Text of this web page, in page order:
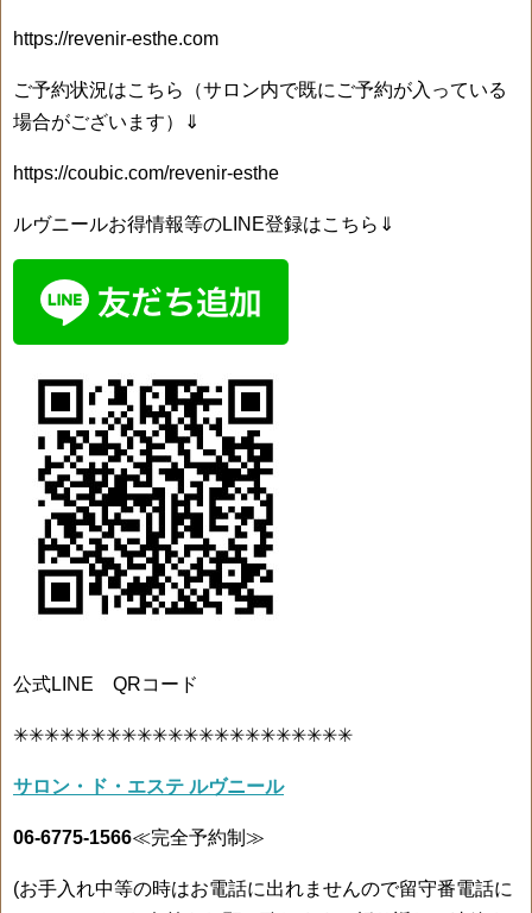
https://revenir-esthe.com
ご予約状況はこちら（サロン内で既にご予約が入っている
場合がございます）⇓
https://coubic.com/revenir-esthe
ルヴニールお得情報等のLINE登録はこちら⇓
公式LINE QRコード
✳✳✳✳✳✳✳✳✳✳✳✳✳✳✳✳✳✳✳✳✳✳
サロン・ド・エステ ルヴニール
06-6775-1566≪完全予約制≫
(お手入れ中等の時はお電話に出れませんので留守番電話に